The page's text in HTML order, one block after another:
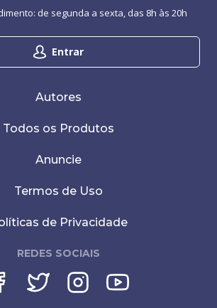
Entrar
de segunda a sexta, das 8h às 20h
Autores
Todos os Produtos
Anuncie
Termos de Uso
de Privacidade
REDES SOCIAIS